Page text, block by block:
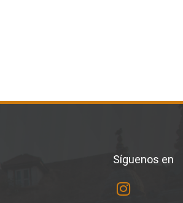
Síguenos en